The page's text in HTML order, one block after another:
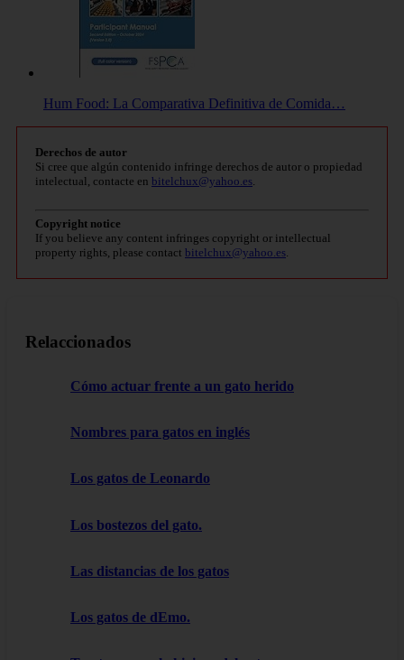
Hum Food: La Comparativa Definitiva de Comida…
Derechos de autor
Si cree que algún contenido infringe derechos de autor o propiedad
intelectual, contacte en bitelchux@yahoo.es.
Copyright notice
If you believe any content infringes copyright or intellectual
property rights, please contact bitelchux@yahoo.es.
Relaccionados
Cómo actuar frente a un gato herido
Nombres para gatos en inglés
Los gatos de Leonardo
Los bostezos del gato.
Las distancias de los gatos
Los gatos de dEmo.